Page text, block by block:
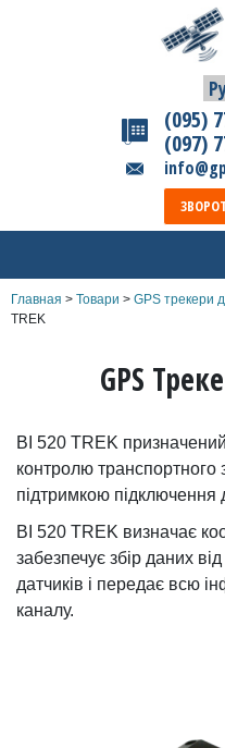
(095)
(097)
Главная > Товари > GPS трекери
TREK
GPS
BI 520 TREK
контролю транспортного
підтримкою підключення
BI 520 TREK визначає
забезпечує збір даних
датчиків і передає всю
каналу.